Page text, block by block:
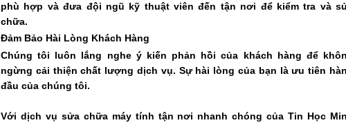
phù hợp và đưa đội ngũ kỹ thuật viên đến tận nơi để kiểm tra và
chữa.
Đảm Bảo Hài Lòng Khách Hàng
Chúng tôi luôn lắng nghe ý kiến phản hồi của khách hàng để
ngừng cải thiện chất lượng dịch vụ. Sự hài lòng của bạn là ưu tiên
đầu của chúng tôi.
Với dịch vụ sửa chữa máy tính tận nơi nhanh chóng của Tin Học